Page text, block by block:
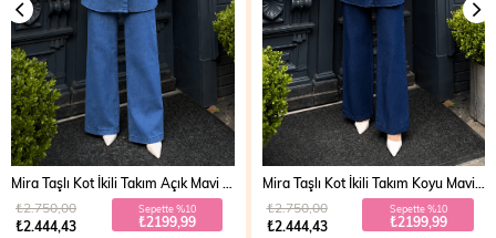
₺2.444,43
₺2.750,00 Sepette %10
₺2199,99
Mira Taşlı Kot İkili Takım Koyu Mavi 19286
₺2.444,43
₺2.750,00 Sepette %10
₺2199,99